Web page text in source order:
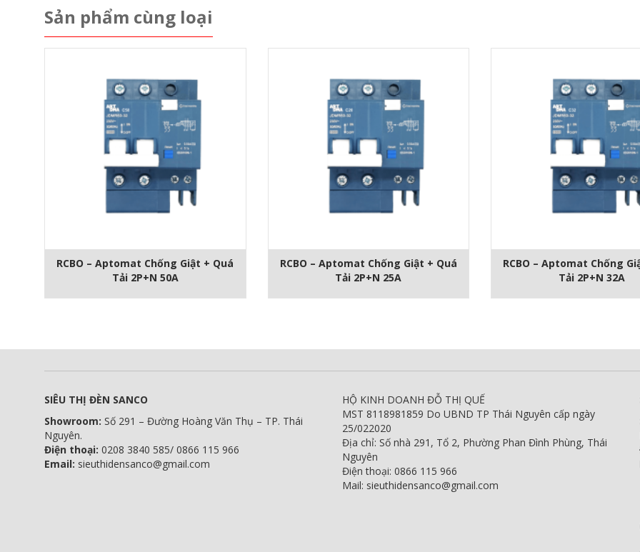
Sản phẩm cùng loại
RCBO – Aptomat Chống Giật + Quá
Tải 2P+N 50A
RCBO – Aptomat Chống Giật + Quá
Tải 2P+N 25A
RCBO – Aptomat Chống
Tải 2P+N 32A
SIÊU THỊ ĐÈN SANCO
Showroom: Số 291 – Đường Hoàng Văn Thụ – TP. Thái
Nguyên.
Điện thoại: 0208 3840 585/ 0866 115 966
Email: sieuthidensanco@gmail.com
HỘ KINH DOANH ĐỖ THỊ QUẾ
MST 8118981859 Do UBND TP Thái Nguyên cấp ngày
25/022020
Địa chỉ: Số nhà 291, Tổ 2, Phường Phan Đình Phùng, Thái
Nguyên
Điện thoại: 0866 115 966
Mail: sieuthidensanco@gmail.com